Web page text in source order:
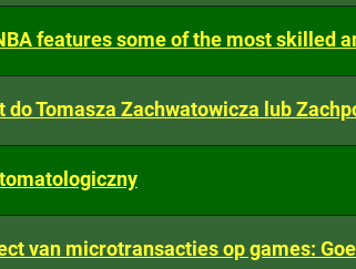
features some of the most skilled
do Tomasza Zachwatowicza lub
van microtransacties op games: